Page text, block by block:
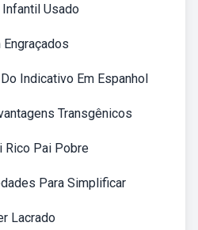
Usado
Indicativo Em Espanhol
Transgênicos
Rico Pai Pobre
Para Simplificar
Lacrado